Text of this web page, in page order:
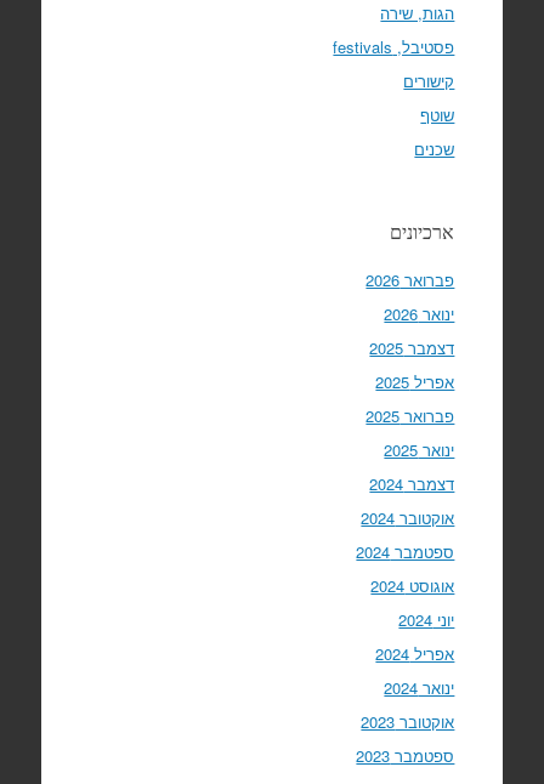
הגות, שירה
פסטיבל, festivals
קישורים
שוטף
שכנים
ארכיונים
פברואר 2026
ינואר 2026
דצמבר 2025
אפריל 2025
פברואר 2025
ינואר 2025
דצמבר 2024
אוקטובר 2024
ספטמבר 2024
אוגוסט 2024
יוני 2024
אפריל 2024
ינואר 2024
אוקטובר 2023
ספטמבר 2023